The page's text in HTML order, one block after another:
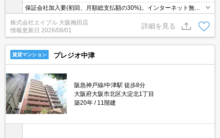
保証会社加入要(初回、月額総支払額の30%)。インターネット無
料。宅配ボックスあり。分譲賃貸。フローリング。室内洗濯機置
場。
株式会社エイブル 大阪梅田店
情報更新日 2026/08/01
詳細を見る
賃貸マンション プレジオ中津
阪急神戸線/中津駅 徒歩8分
大阪府大阪市北区大淀北1丁目
築20年
11階建